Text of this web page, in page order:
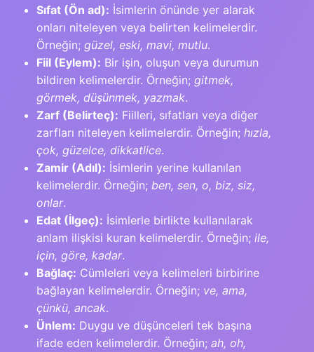
Sıfat (Ön ad): İsimlerin önünde yer alarak
onları niteleyen veya belirten kelimelerdir.
Örneğin; güzel, eski, mavi, mutlu.
Fiil (Eylem): Bir işin, oluşun veya durumun
bildiren kelimelerdir. Örneğin; gitmek,
görmek, düşünmek, yazmak.
Zarf (Belirteç): Fiilleri, sıfatları veya diğer
zarfları niteleyen kelimelerdir. Örneğin; hızla,
çok, güzelce, dikkatlice.
Zamir (Adıl): İsimlerin yerine kullanılan
kelimelerdir. Örneğin; ben, sen, o, biz, siz,
onlar.
Edat (İlgeç): İsimlerle birlikte kullanılarak
anlam ilişkisi kuran kelimelerdir. Örneğin; ile,
için, göre, kadar.
Bağlaç: Cümleleri veya kelimeleri birbirine
bağlayan kelimelerdir. Örneğin; ve, ama,
çünkü, ancak.
Ünlem: Duygu ve düşünceleri tek başına
ifade eden kelimelerdir. Örneğin; ah, oh,